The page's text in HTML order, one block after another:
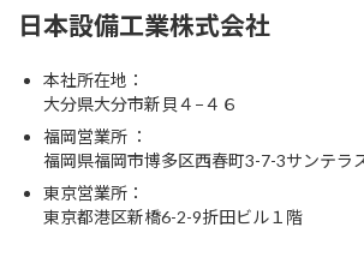
日本設備工業株式会社
本社所在地：
大分県大分市新貝４−４６
福岡営業所 ：
福岡県福岡市博多区西春町3-7-3サンテラ
東京営業所：
東京都港区新橋6-2-9折田ビル１階